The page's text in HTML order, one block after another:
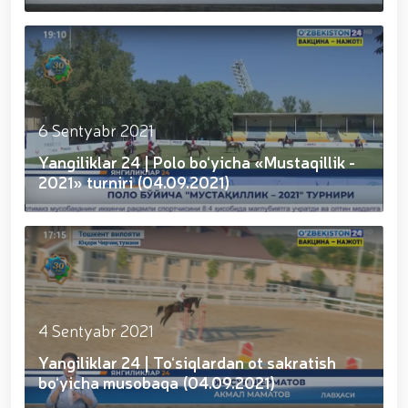
yodgorlik majmuasi poyiga gul qoʻyishib, ularning
xotirasiga hurmat bajo keltirishdi / / O‘zbekiston
Respublikasi Prezidentining “O‘zbekiston
Respublikasi Qurolli Kuchlari tashkil etilganining 34
yilligi hamda Vatan himoyachilari kuni munosabati
bilan harbiy xizmatchilar va huquqni muhofaza qilish
organlari xodimlaridan bir guruhini mukofotlash
to‘g‘risida”gi Farmoni / / Prezident Shavkat
Mirziyoyev Xavfsizlik kengashining kengaytirilgan
yig‘ilishini o‘tkazdi / / Prezident Shavkat Mirziyoyev
Toshkent shahri Yunusobod tumanida barpo etilgan
yirik quvvatli kogeneratsiya markazi faoliyati bilan
tanishdi / / Moliya, ilg‘or texnologiyalar, madaniyat
va turizmning yirik markaziga aylanib borayotgan
Toshkent dunyoning zamonaviy megapolislari
andozasi asosida yanada rivojlantiriladi / / Ma'naviy-
ma'rifiy seminar-trening o‘tkazildi / /
Qoraqalpogʻiston Respublikasida gvardiyachilar
tomonidan, Qizil kitobga kiritilgan oʻsimlikni
noqonuniy ravishda olib ketayotgan shaxs qo'lga
olindi / / Toshkent shahrida gvardiyachilar
tomonidan sertifikatlanmagan pirotexnika vositalari
6 Sentyabr 2021
Yangiliklar 24 | Polo bo‘yicha «Mustaqillik -
2021» turniri (04.09.2021)
4 Sentyabr 2021
Yangiliklar 24 | To‘siqlardan ot sakratish
bo‘yicha musobaqa (04.09.2021)